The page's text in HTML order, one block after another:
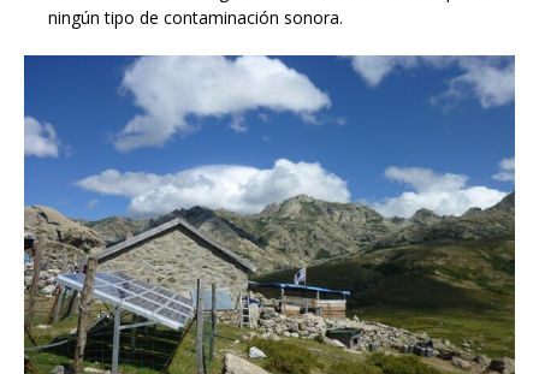
ningún tipo de contaminación sonora.